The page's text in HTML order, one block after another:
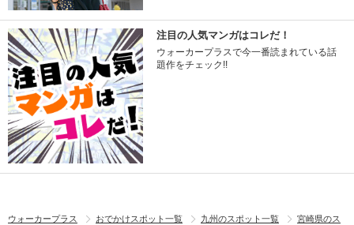
注目の人気マンガはコレだ！
ウォーカープラスで今一番読まれている話
題作をチェック!!
ウォーカープラス おでかけスポット一覧 九州のスポット一覧
宮崎県のス